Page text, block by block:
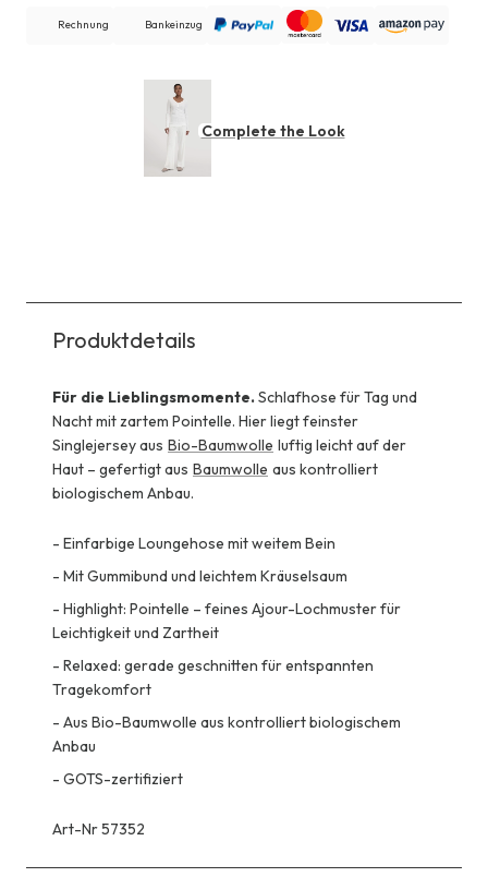
Rechnung Bankeinzug
Complete the Look
Produktdetails
Für die Lieblingsmomente.Schlafhose für Tag und
Nacht mit zartem Pointelle. Hier liegt feinster
Singlejersey aus Bio-Baumwolle luftig leicht auf der
Haut – gefertigt aus Baumwolle aus kontrolliert
biologischem Anbau.
- Einfarbige Loungehose mit weitem Bein
- Mit Gummibund und leichtem Kräuselsaum
- Highlight: Pointelle – feines Ajour-Lochmuster für
Leichtigkeit und Zartheit
- Relaxed: gerade geschnitten für entspannten
Tragekomfort
- Aus Bio-Baumwolle aus kontrolliert biologischem
Anbau
- GOTS-zertifiziert
Art-Nr 57352